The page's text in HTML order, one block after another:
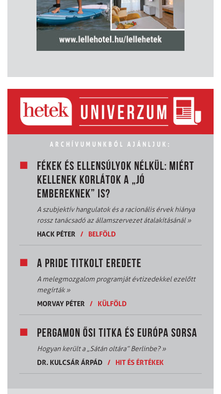
ARCHÍVUMUNKBÓL AJÁNLJUK:
FÉKEK ÉS ELLENSÚLYOK NÉLKÜL: MIÉRT
KELLENEK KORLÁTOK A „JÓ
EMBEREKNEK” IS?
A szubjektív hangulatok és a racionális érvek hiánya
rossz tanácsadó az államszervezet átalakításánál»
HACK PÉTER
/ BELFÖLD
A PRIDE TITKOLT EREDETE
A melegmozgalom programját évtizedekkel ezelőtt
megírták»
MORVAY PÉTER
/ KÜLFÖLD
PERGAMON ŐSI TITKA ÉS EURÓPA SORSA
Hogyan került a „Sátán oltára” Berlinbe?»
DR. KULCSÁR ÁRPÁD
/ HIT ÉS ÉRTÉKEK